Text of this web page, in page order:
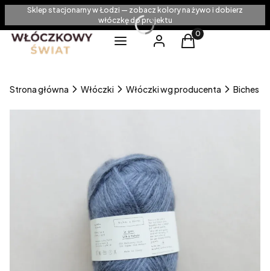
Sklep stacjonarny w Łodzi — zobacz kolory na żywo i dobierz
włóczkę do projektu
Menu
Zaloguj sięProdukty w
Koszyk
Strona główna Włóczki Włóczki wg producenta Biches &